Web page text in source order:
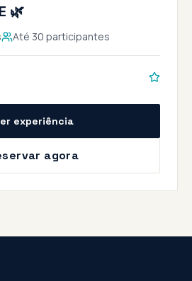
🌿
Até 30 participantes
experiência
agora